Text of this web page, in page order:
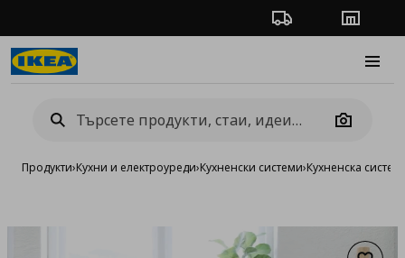
Проследяване на
Camera
Продукти›Кухни и електроуреди›Кухненски системи›Кухненска